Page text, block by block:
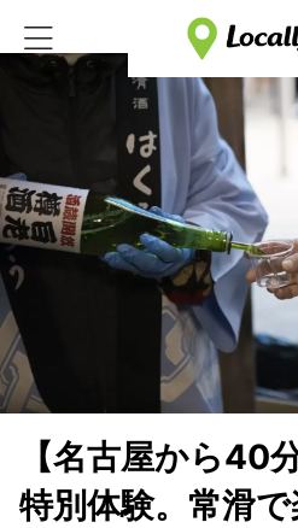
【名古屋から40
特別体験。常滑